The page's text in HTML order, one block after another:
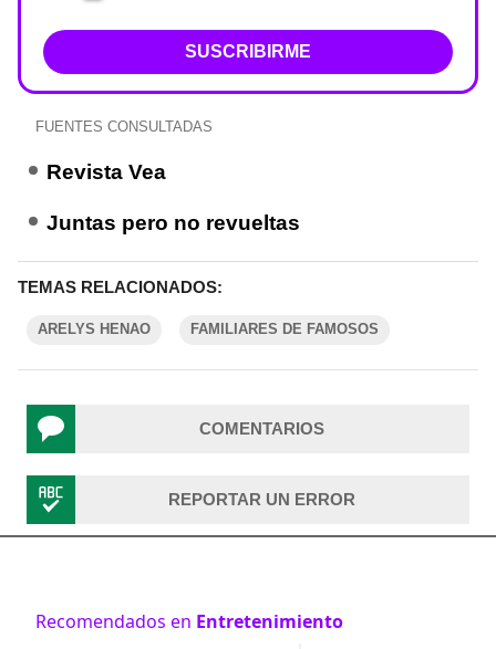
SUSCRIBIRME
FUENTES CONSULTADAS
Revista Vea
Juntas pero no revueltas
TEMAS RELACIONADOS:
ARELYS HENAO FAMILIARES DE FAMOSOS
COMENTARIOS
REPORTAR UN ERROR
Recomendados en Entretenimiento